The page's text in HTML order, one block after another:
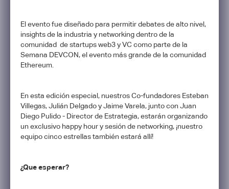
El evento fue diseñado para permitir debates de alto nivel,
insights de la industria y networking dentro de la
comunidad de startups web3 y VC como parte de la
Semana DEVCON, el evento más grande de la comunidad
Ethereum.
​En esta edición especial, nuestros Co-fundadores Esteban
Villegas, Julián Delgado y Jaime Varela, junto con Juan
Diego Pulido - Director de Estrategia, estarán organizando
un exclusivo happy hour y sesión de networking, ¡nuestro
equipo cinco estrellas también estará allí!
¿Que esperar?